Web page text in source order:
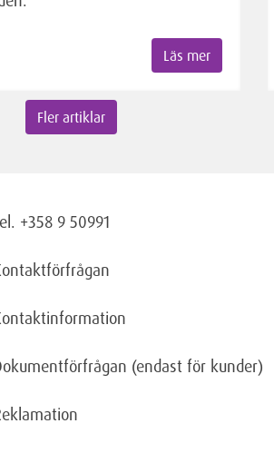
Läs mer
Fler artiklar
+358 9 50991
(endast för kunder)